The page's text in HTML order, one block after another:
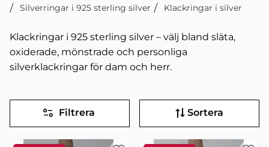
Silverringar i 925 sterling silver
Klackringar i silver
Klackringar i 925 sterling silver – välj bland släta,
oxiderade, mönstrade och personliga
silverklackringar för dam och herr.
Filtrera Sortera